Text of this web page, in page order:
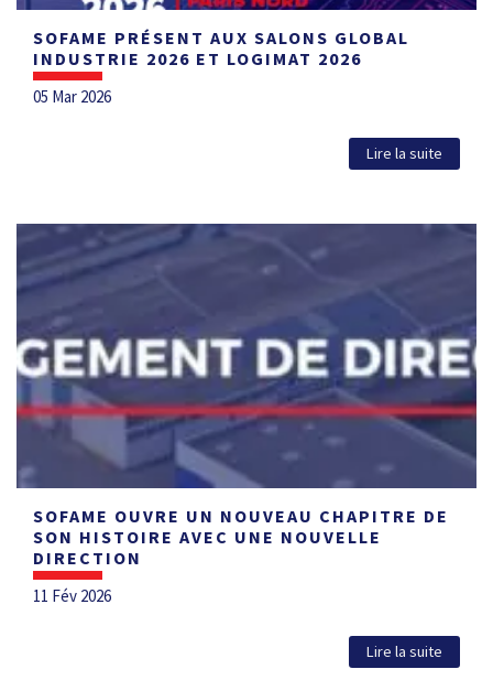
SOFAME PRÉSENT AUX SALONS GLOBAL
INDUSTRIE 2026 ET LOGIMAT 2026
05 Mar 2026
Lire la suite
SOFAME OUVRE UN NOUVEAU CHAPITRE DE
SON HISTOIRE AVEC UNE NOUVELLE
DIRECTION
11 Fév 2026
Lire la suite